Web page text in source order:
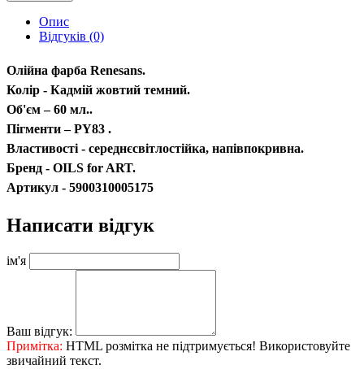
Опис
Відгуків (0)
Олійна фарба Renesans.
Колір - Кадмій жовтий темний.
Об'єм – 60 мл..
Пігменти – PY83 .
Властивості - середнєсвітлостійка, напівпокривна.
Бренд - OILS for ART.
Артикул - 5900310005175
Написати відгук
ім'я
Ваш відгук:
Примітка: HTML розмітка не підтримується! Використовуйте
звичайний текст.